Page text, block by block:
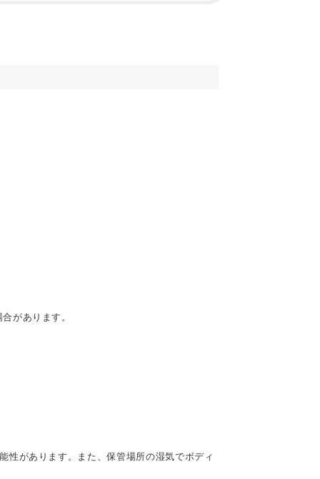
があります。
性があります。また、保管場所の湿気でボディ